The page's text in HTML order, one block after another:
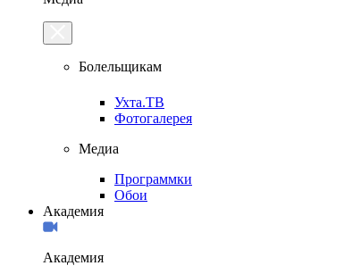
Болельщикам
Ухта.ТВ
Фотогалерея
Медиа
Программки
Обои
Академия
Академия